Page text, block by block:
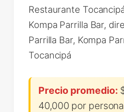
Restaurante
Kompa Parrilla Bar,
Parrilla Bar, Kompa
Tocancipá
Precio promedio:
40,000 por persona